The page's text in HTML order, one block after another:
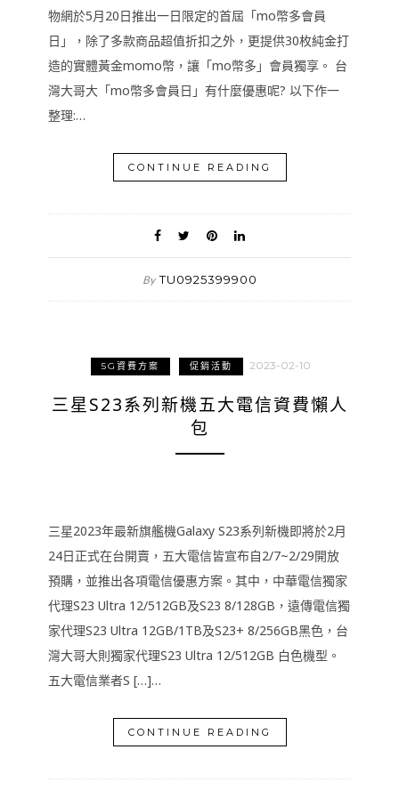
物網於5月20日推出一日限定的首屆「mo幣多會員
日」，除了多款商品超值折扣之外，更提供30枚純金打
造的實體黃金momo幣，讓「mo幣多」會員獨享。 台
灣大哥大「mo幣多會員日」有什麼優惠呢? 以下作一
整理:…
CONTINUE READING
By TU0925399900
5G資費方案 促銷活動 2023-02-10
三星S23系列新機五大電信資費懶人
包
三星2023年最新旗艦機Galaxy S23系列新機即將於2月
24日正式在台開賣，五大電信皆宣布自2/7~2/29開放
預購，並推出各項電信優惠方案。其中，中華電信獨家
代理S23 Ultra 12/512GB及S23 8/128GB，遠傳電信獨
家代理S23 Ultra 12GB/1TB及S23+ 8/256GB黑色，台
灣大哥大則獨家代理S23 Ultra 12/512GB 白色機型。
五大電信業者S […]…
CONTINUE READING